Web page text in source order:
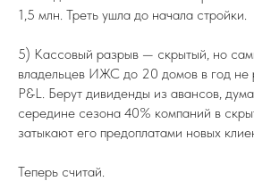
1,5 млн. Треть ушла до начала стройки.
5) Кассовый разрыв — скрытый, но
владельцев ИЖС до 20 домов в год не
P&L. Берут дивиденды из авансов,
середине сезона 40% компаний в
затыкают его предоплатами новых
Теперь считай.